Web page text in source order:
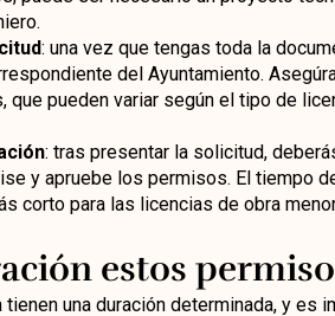
: una vez que tengas toda la
del Ayuntamiento.
que pueden variar según el tipo de
: tras presentar la solicitud,
y apruebe los permisos. El tiempo
corto para las licencias de obra
estos
una duración determinada, y es